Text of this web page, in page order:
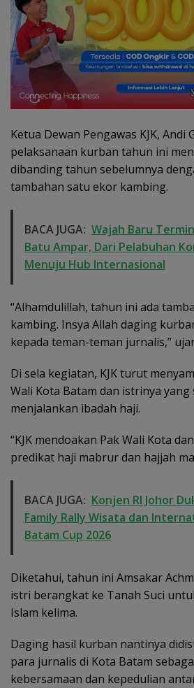
Ketua Dewan Pengawas KJK, Andi
pelaksanaan kurban tahun ini
dibanding tahun sebelumnya
tambahan satu ekor kambing.
BACA JUGA: Wajah Baru
Batu Ampar, Dari Pelabuhan
Menuju Hub Internasional
“Alhamdulillah, tahun ini ada
kambing. Insya Allah daging
kepada teman-teman jurnalis,”
Di sela kegiatan, KJK turut
Wali Kota Batam dan istrinya
menjalankan ibadah haji.
“KJK mendoakan Pak Wali Kota
predikat haji mabrur dan hajjah
BACA JUGA: Konjen RI Johor
Family Rally Wisata dan
Batam Cup 2026
Diketahui, tahun ini Amsakar
istri berangkat ke Tanah Suci
Islam kelima.
Daging hasil kurban nantinya
para jurnalis di Kota Batam
kebersamaan dan kepedulian